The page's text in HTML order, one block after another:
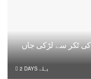
ٹکر سے لڑکی جاں
2 DAYS پہلے